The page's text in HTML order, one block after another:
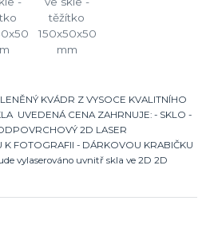
KVÁDR Z VYSOCE KVALITNÍHO
UVEDENÁ CENA ZAHRNUJE: - SKLO -
2D LASER
K FOTOGRAFII - DÁRKOVOU KRABIČKU
vylaserováno uvnitř skla ve 2D 2D